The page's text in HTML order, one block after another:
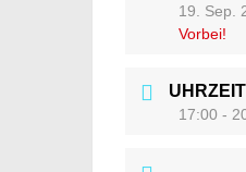
19. Sep.
Vorbei!
UHRZEIT
17:00 -